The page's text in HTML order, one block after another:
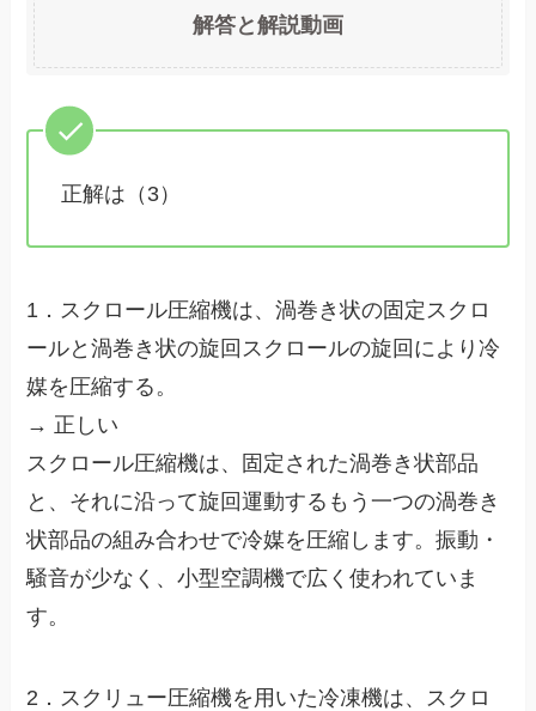
解答と解説動画
正解は（3）
1．スクロール圧縮機は、渦巻き状の固定スクロ
ールと渦巻き状の旋回スクロールの旋回により冷
媒を圧縮する。
→ 正しい
スクロール圧縮機は、固定された渦巻き状部品
と、それに沿って旋回運動するもう一つの渦巻き
状部品の組み合わせで冷媒を圧縮します。振動・
騒音が少なく、小型空調機で広く使われていま
す。
2．スクリュー圧縮機を用いた冷凍機は、スクロ